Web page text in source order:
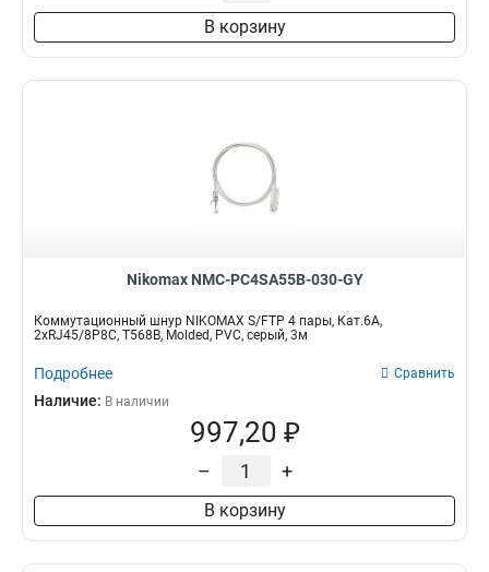
В корзину
Nikomax NMC-PC4SA55B-030-GY
Коммутационный шнур NIKOMAX S/FTP 4 пары, Кат.6A,
2хRJ45/8P8C, T568B, Molded, PVC, серый, 3м
Подробнее Сравнить
Наличие: В наличии
997,20 ₽
– +
В корзину